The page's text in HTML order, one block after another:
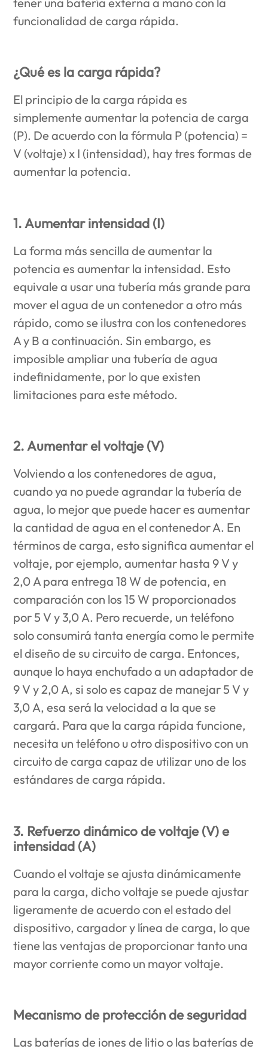
funcionalidad de carga rápida.
¿Qué es la carga rápida?
El principio de la carga rápida es
simplemente aumentar la potencia de carga
(P). De acuerdo con la fórmula P (potencia) =
V (voltaje) x I (intensidad), hay tres formas de
aumentar la potencia.
1. Aumentar intensidad (I)
La forma más sencilla de aumentar la
potencia es aumentar la intensidad. Esto
equivale a usar una tubería más grande para
mover el agua de un contenedor a otro más
rápido, como se ilustra con los contenedores
A y B a continuación. Sin embargo, es
imposible ampliar una tubería de agua
indefinidamente, por lo que existen
limitaciones para este método.
2. Aumentar el voltaje (V)
Volviendo a los contenedores de agua,
cuando ya no puede agrandar la tubería de
agua, lo mejor que puede hacer es aumentar
la cantidad de agua en el contenedor A. En
términos de carga, esto significa aumentar el
voltaje, por ejemplo, aumentar hasta 9 V y
2,0 A para entrega 18 W de potencia, en
comparación con los 15 W proporcionados
por 5 V y 3,0 A. Pero recuerde, un teléfono
solo consumirá tanta energía como le permite
el diseño de su circuito de carga. Entonces,
aunque lo haya enchufado a un adaptador de
9 V y 2,0 A, si solo es capaz de manejar 5 V y
3,0 A, esa será la velocidad a la que se
cargará. Para que la carga rápida funcione,
necesita un teléfono u otro dispositivo con un
circuito de carga capaz de utilizar uno de los
estándares de carga rápida.
3. Refuerzo dinámico de voltaje (V) e
intensidad (A)
Cuando el voltaje se ajusta dinámicamente
para la carga, dicho voltaje se puede ajustar
ligeramente de acuerdo con el estado del
dispositivo, cargador y línea de carga, lo que
tiene las ventajas de proporcionar tanto una
mayor corriente como un mayor voltaje.
Mecanismo de protección de seguridad
Las baterías de iones de litio o las baterías de